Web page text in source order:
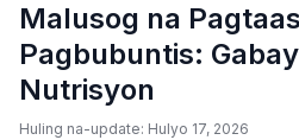
Malusog na
Pagbubuntis:
Nutrisyon
Huling na-update: Hulyo 17, 2026